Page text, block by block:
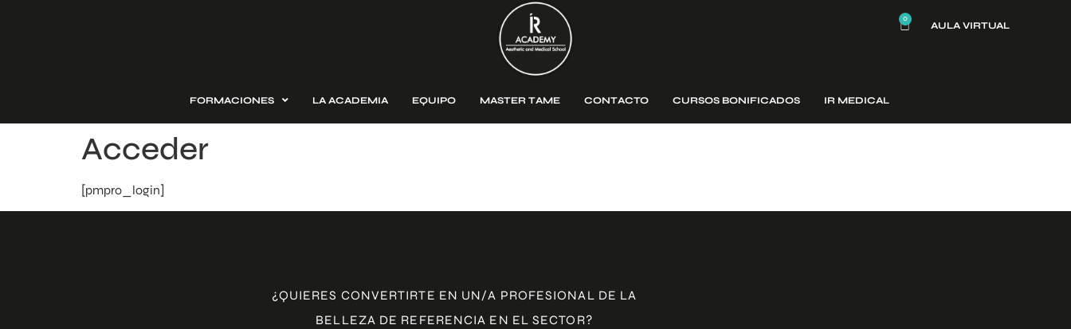
0
AULA VIRTUAL
FORMACIONES LA ACADEMIA EQUIPO MASTER TAME CONTACTO CURSOS BONIFICADOS IR MEDICAL
Acceder
[pmpro_login]
¿QUIERES CONVERTIRTE EN UN/A PROFESIONAL DE LA
BELLEZA DE REFERENCIA EN EL SECTOR?